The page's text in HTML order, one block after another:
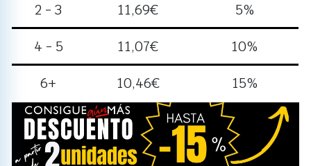
2 - 3 11,69€ 5%
4 - 5 11,07€ 10%
6+ 10,46€ 15%